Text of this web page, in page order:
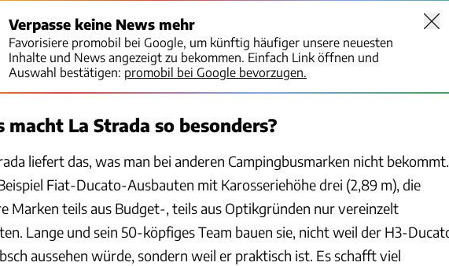
Verpasse keine News mehr
Favorisiere promobil bei Google, um künftig häufiger unsere neuesten
Inhalte und News angezeigt zu bekommen. Einfach Link öffnen und
Auswahl bestätigen: promobil bei Google bevorzugen.
macht La Strada so besonders?
liefert das, was man bei anderen Campingbusmarken nicht bekommt.
Fiat-Ducato-Ausbauten mit Karosseriehöhe drei (2,89 m), die
Marken teils aus Budget-, teils aus Optikgründen nur vereinzelt
Lange und sein 50-köpfiges Team bauen sie, nicht weil der H3-
aussehen würde, sondern weil er praktisch ist. Es schafft viel